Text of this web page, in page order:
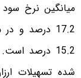
میانگین نرخ
17.2 درصد و
15.2 درصد
شده تسهیلات